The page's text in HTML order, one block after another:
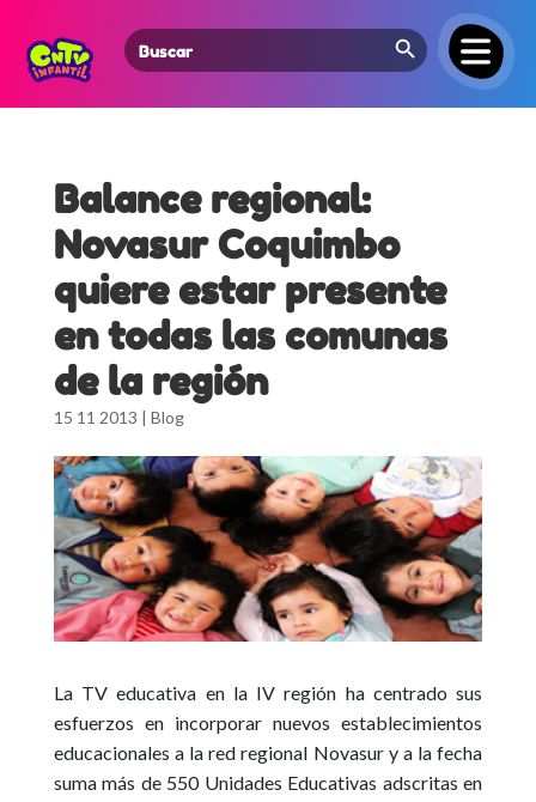
Search
for:
Search Button
Balance regional:
Novasur Coquimbo
quiere estar presente
en todas las comunas
de la región
15 11 2013 | Blog
La TV educativa en la IV región ha centrado sus
esfuerzos en incorporar nuevos establecimientos
educacionales a la red regional Novasur y a la fecha
suma más de 550 Unidades Educativas adscritas en